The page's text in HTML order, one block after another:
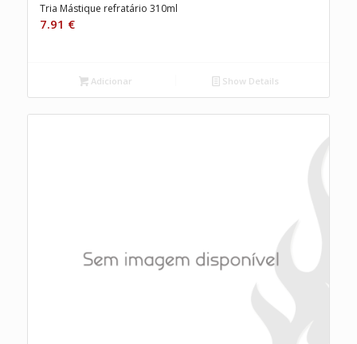
Tria Mástique refratário 310ml
7.91 €
Adicionar Show Details